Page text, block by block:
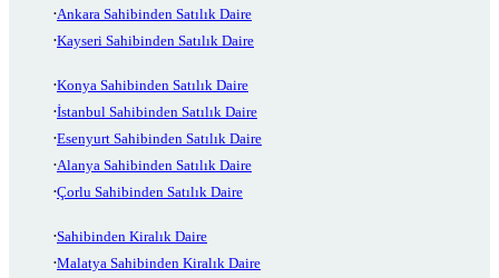
Ankara Sahibinden Satılık Daire
Kayseri Sahibinden Satılık Daire
Konya Sahibinden Satılık Daire
İstanbul Sahibinden Satılık Daire
Esenyurt Sahibinden Satılık Daire
Alanya Sahibinden Satılık Daire
Çorlu Sahibinden Satılık Daire
Sahibinden Kiralık Daire
Malatya Sahibinden Kiralık Daire